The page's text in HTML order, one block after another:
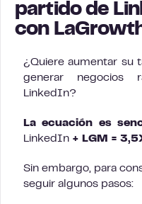
partido de
con
¿Quiere aumentar su
generar negocios
LinkedIn?
La ecuación es
LinkedIn + LGM =
Sin embargo, para
seguir algunos pasos: